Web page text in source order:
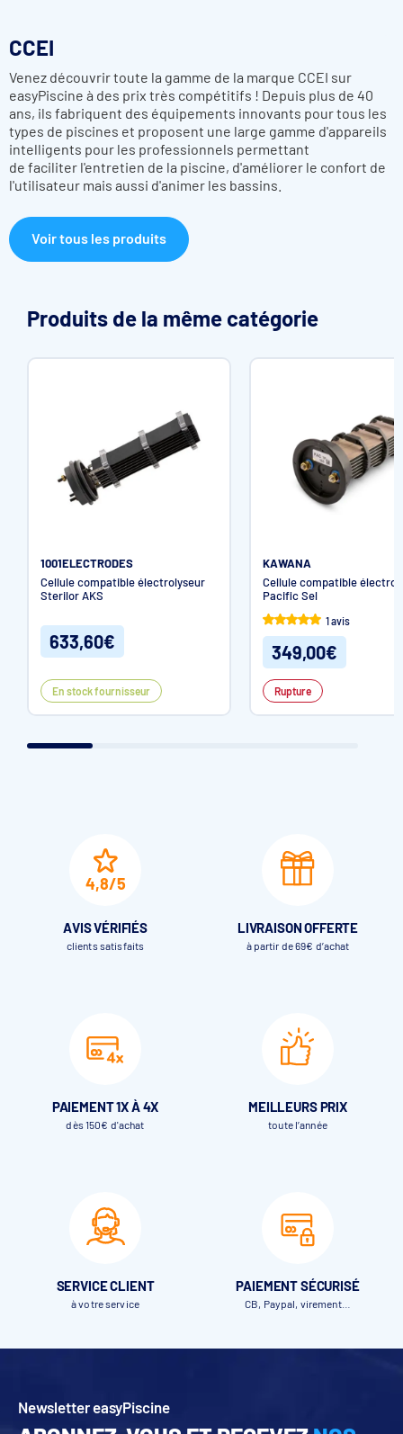
CCEI
Venez découvrir toute la gamme de la marque CCEI sur
easyPiscine à des prix très compétitifs ! Depuis plus de 40
ans, ils fabriquent des équipements innovants pour tous les
types de piscines et proposent une large gamme d'appareils
intelligents pour les professionnels permettant
de faciliter l'entretien de la piscine, d'améliorer le confort de
l'utilisateur mais aussi d'animer les bassins.
Voir tous les produits
Produits de la même catégorie
1001ELECTRODES
Cellule compatible électrolyseur
Sterilor AKS
633,60€
En stock fournisseur
KAWANA
Cellule compatible
Pacific Sel
1 avis
349,00€
Rupture
4,8/5
AVIS VÉRIFIÉS
clients satisfaits
LIVRAISON OFFERTE
à partir de 69€ d’achat
PAIEMENT 1X À 4X
dès 150€ d'achat
MEILLEURS PRIX
toute l’année
SERVICE CLIENT
à votre service
PAIEMENT SÉCURISÉ
CB, Paypal, virement…
Newsletter easyPiscine